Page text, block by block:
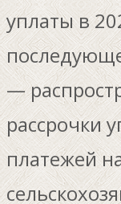
уплаты в
—
рассрочки
платежей